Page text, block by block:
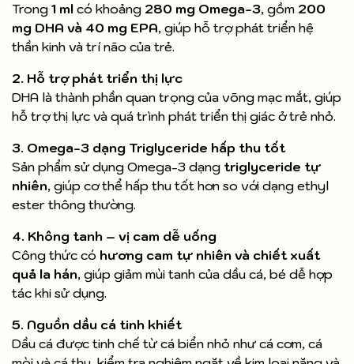
Trong 1 ml có khoảng 280 mg Omega-3, gồm 200
mg DHA và 40 mg EPA, giúp hỗ trợ phát triển hệ
thần kinh và trí não của trẻ.
2. Hỗ trợ phát triển thị lực
DHA là thành phần quan trọng của võng mạc mắt, giúp
hỗ trợ thị lực và quá trình phát triển thị giác ở trẻ nhỏ.
3. Omega-3 dạng Triglyceride hấp thu tốt
Sản phẩm sử dụng Omega-3 dạng triglyceride tự
nhiên, giúp cơ thể hấp thu tốt hơn so với dạng ethyl
ester thông thường.
4. Không tanh – vị cam dễ uống
Công thức có hương cam tự nhiên và chiết xuất
quả la hán, giúp giảm mùi tanh của dầu cá, bé dễ hợp
tác khi sử dụng.
5. Nguồn dầu cá tinh khiết
Dầu cá được tinh chế từ cá biển nhỏ như cá cơm, cá